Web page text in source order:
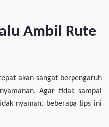
Ambil Rute
akan sangat berpengaruh
Agar tidak sampai
nyaman, beberapa tips ini